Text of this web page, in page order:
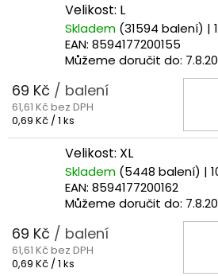
Velikost: L
Skladem (31594 balení) |
EAN: 8594177200155
Můžeme doručit do:
69 Kč / balení
61,61 Kč bez DPH
Měrná
0,69 Kč / 1 ks
Velikost: XL
Skladem (5448 balení) |
EAN: 8594177200162
Můžeme doručit do:
69 Kč / balení
61,61 Kč bez DPH
Měrná
0,69 Kč / 1 ks